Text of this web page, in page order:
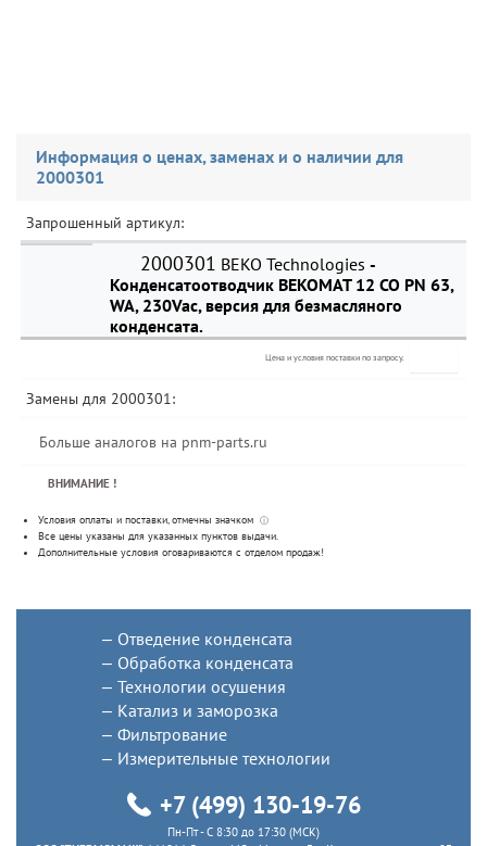
Информация о ценах, заменах и о наличии для
2000301
Запрошенный артикул:
2000301 BEKO Technologies -
Конденсатоотводчик BEKOMAT 12 CO PN 63,
WA, 230Vac, версия для безмасляного
конденсата.
Цена и условия поставки по запросу.
Замены для 2000301:
Больше аналогов на pnm-parts.ru
ВНИМАНИЕ !
Условия оплаты и поставки, отмечны значком ⓘ
Все цены указаны для указанных пунктов выдачи.
Дополнительные условия оговариваются с отделом продаж!
Отведение конденсата
Обработка конденсата
Технологии осушения
Катализ и заморозка
Фильтрование
Измерительные технологии
+7 (499) 130-19-76
Пн-Пт - C 8:30 до 17:30 (МСК)